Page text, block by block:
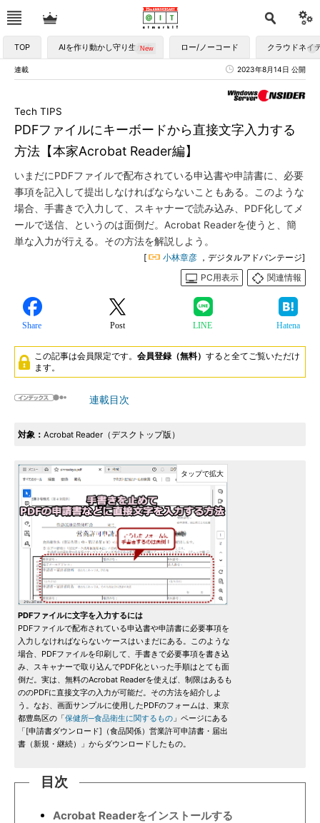
TOP AIを作り動かし守り生かす ロー/ノーコード クラウドネイ
連載 2023年8月14日 公開
PDFファイルにキーボードから直接文字入力する
方法【本家Acrobat Reader編】
Tech TIPS
いまだにPDFファイルで配布されている申込書や申請書に、必要
事項を記入して提出しなければならないこともある。このような
場合、手書きで入力して、スキャナーで読み込み、PDF化してメ
ールで送信、というのは面倒だ。Acrobat Readerを使うと、簡
単な入力が行える。その方法を解説しよう。
[ 小林章彦 ，デジタルアドバンテージ]
PC用表示
関連情報
Share Post LINE Hatena
この記事は会員限定です。 会員登録（無料） すると全てご覧いただけ
ます。
連載目次
対象： Acrobat Reader（デスクトップ版）
PDFファイルに文字を入力するには
PDFファイルで配布されている申込書や申請書に必要事項を
入力しなければならないケースはいまだにある。このような
場合、PDFファイルを印刷して、手書きで必要事項を書き込
み、スキャナーで取り込んでPDF化といった手順はとても面
倒だ。実は、無料のAcrobat Readerを使えば、制限はあるも
ののPDFに直接文字の入力が可能だ。その方法を紹介しよ
う。なお、画面サンプルに使用したPDFのフォームは、東京
都豊島区の「保健所─食品衛生に関するもの 」ページにある
「[申請書ダウンロード]（食品関係）営業許可申請書・届出
書（新規・継続）」からダウンロードしたもの。
目次
Acrobat Readerをインストールする